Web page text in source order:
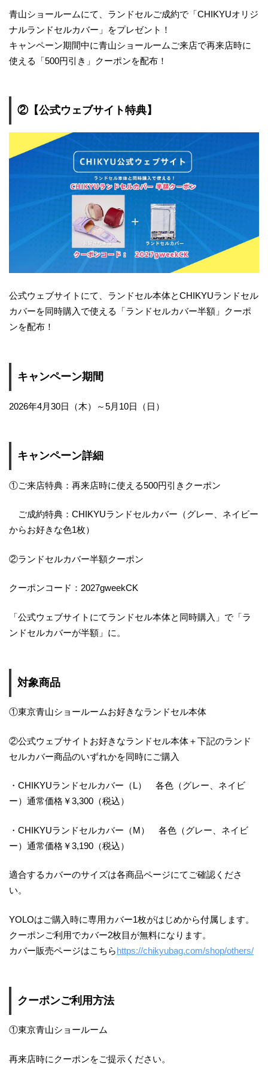
青山ショールームにて、ランドセルご成約で「CHIKYUオリジ
ナルランドセルカバー」をプレゼント！
キャンペーン期間中に青山ショールームご来店で再来店時に
使える「500円引き」クーポンを配布！
②【公式ウェブサイト特典】
公式ウェブサイトにて、ランドセル本体とCHIKYUランドセル
カバーを同時購入で使える「ランドセルカバー半額」クーポ
ンを配布！
キャンペーン期間
2026年4月30日（木）～5月10日（日）
キャンペーン詳細
①ご来店特典：再来店時に使える500円引きクーポン
ご成約特典：CHIKYUランドセルカバー（グレー、ネイビー
からお好きな色1枚）
②ランドセルカバー半額クーポン
クーポンコード：2027gweekCK
「公式ウェブサイトにてランドセル本体と同時購入」で「ラ
ンドセルカバーが半額」に。
対象商品
①東京青山ショールームお好きなランドセル本体
②公式ウェブサイトお好きなランドセル本体＋下記のランド
セルカバー商品のいずれかを同時にご購入
・CHIKYUランドセルカバー（L） 各色（グレー、ネイビ
ー）通常価格￥3,300（税込）
・CHIKYUランドセルカバー（M） 各色（グレー、ネイビ
ー）通常価格￥3,190（税込）
適合するカバーのサイズは各商品ページにてご確認くださ
い。
YOLOはご購入時に専用カバー1枚がはじめから付属します。
クーポンご利用でカバー2枚目が無料になります。
カバー販売ページはこちらhttps://chikyubag.com/shop/others/
クーポンご利用方法
①東京青山ショールーム
再来店時にクーポンをご提示ください。